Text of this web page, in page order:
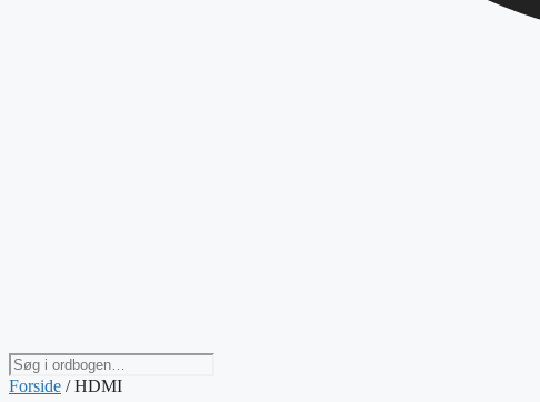
Søg
iForside / HDMI